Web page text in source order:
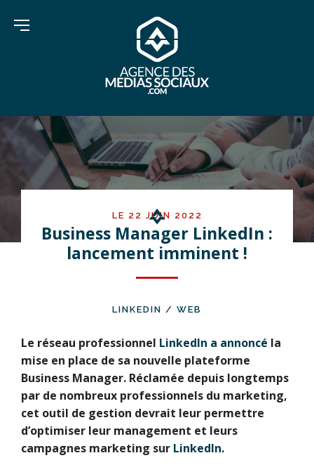
LE 22 JUIN 2022
Business Manager LinkedIn :
lancement imminent !
LINKEDIN / WEB
Le réseau professionnel LinkedIn a annoncé la
mise en place de sa nouvelle plateforme
Business Manager. Réclamée depuis longtemps
par de nombreux professionnels du marketing,
cet outil de gestion devrait leur permettre
d’optimiser leur management et leurs
campagnes marketing sur LinkedIn.